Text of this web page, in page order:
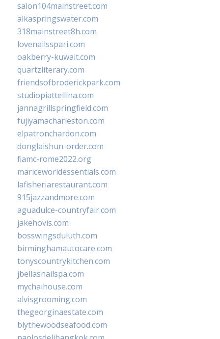
salon104mainstreet.com
alkaspringswater.com
318mainstreet8h.com
lovenailsspari.com
oakberry-kuwait.com
quartzliterary.com
friendsofbroderickpark.com
studiopiattellina.com
jannagrillspringfield.com
fujiyamacharleston.com
elpatronchardon.com
donglaishun-order.com
fiamc-rome2022.org
mariceworldessentials.com
lafisheriarestaurant.com
915jazzandmore.com
aguadulce-countryfair.com
jakehovis.com
bosswingsduluth.com
birminghamautocare.com
tonyscountrykitchen.com
jbellasnailspa.com
mychaihouse.com
alvisgrooming.com
thegeorginaestate.com
blythewoodseafood.com